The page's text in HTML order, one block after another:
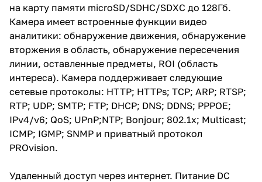
на карту памяти microSD/SDHC/SDXC до 128Гб.
Камера имеет встроенные функции видео
аналитики: обнаружение движения, обнаружение
вторжения в область, обнаружение пересечения
линии, оставленные предметы, ROI (область
интереса). Камера поддерживает следующие
сетевые протоколы: HTTP; HTTPs; TCP; ARP; RTSP;
RTP; UDP; SMTP; FTP; DHCP; DNS; DDNS; PPPOE;
IPv4/v6; QoS; UPnP;NTP; Bonjour; 802.1x; Multicast;
ICMP; IGMP; SNMP и приватный протокол
PROvision.
Удаленный доступ через интернет. Питание DC